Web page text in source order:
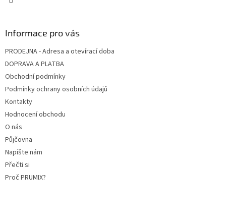
Informace pro vás
PRODEJNA - Adresa a otevírací doba
DOPRAVA A PLATBA
Obchodní podmínky
Podmínky ochrany osobních údajů
Kontakty
Hodnocení obchodu
O nás
Půjčovna
Napište nám
Přečti si
Proč PRUMIX?